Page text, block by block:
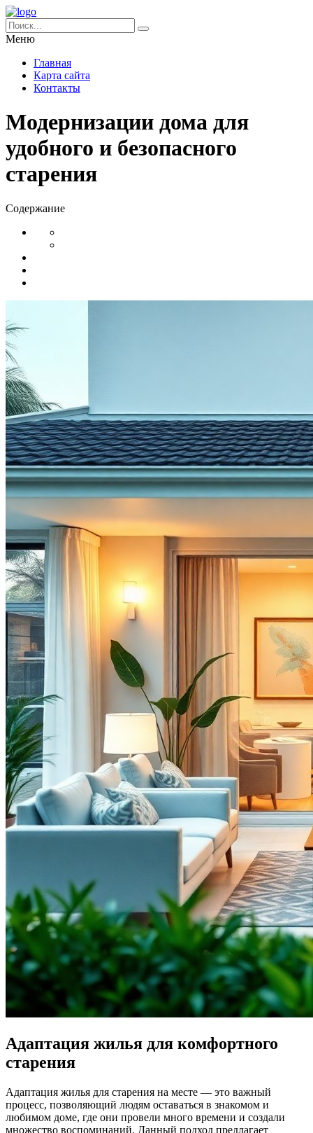
Меню
Главная
Карта сайта
Контакты
Модернизации дома для
удобного и безопасного
старения
Содержание
Адаптация жилья для комфортного
старения
Адаптация жилья для старения на месте — это важный
процесс, позволяющий людям оставаться в знакомом и
любимом доме, где они провели много времени и создали
множество воспоминаний. Данный подход предлагает